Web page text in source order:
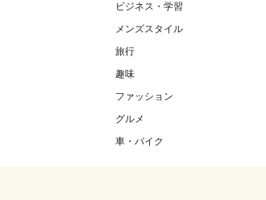
ビジネス・学習
メンズスタイル
旅行
趣味
ファッション
グルメ
車・バイク